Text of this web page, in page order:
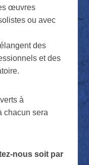
œuvres
ou avec
des
et des
à
chacun sera
nous soit par